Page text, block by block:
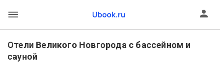
Отели Великого Новгорода с бассейном и
сауной